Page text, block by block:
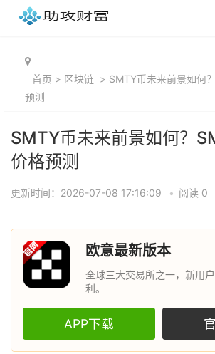
首页 > 区块链 > SMTY币未来前景如何
预测
SMTY币未来前景如何？
价格预测
更新时间：2026-07-08 17:16:09 • 阅读 0
欧意最新版本
全球三大交易所之一，新用
利。
APP下载